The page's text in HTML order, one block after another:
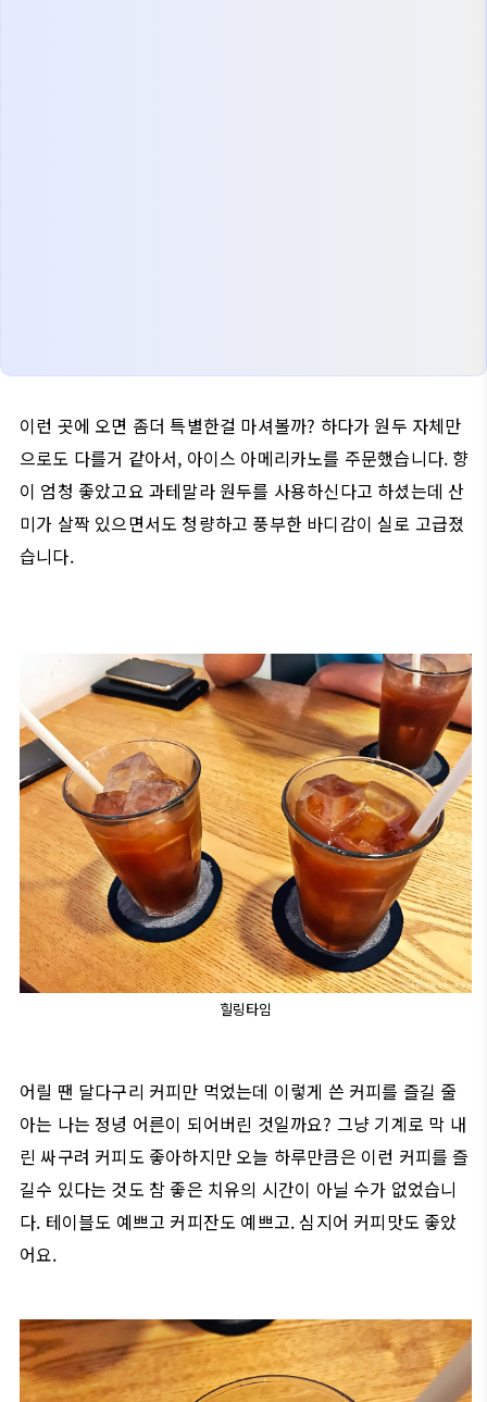
이런 곳에 오면 좀더 특별한걸 마셔볼까? 하다가 원두 자체만
으로도 다를거 같아서, 아이스 아메리카노를 주문했습니다. 향
이 엄청 좋았고요 과테말라 원두를 사용하신다고 하셨는데 산
미가 살짝 있으면서도 청량하고 풍부한 바디감이 실로 고급졌
습니다.
힐링타임
어릴 땐 달다구리 커피만 먹었는데 이렇게 쓴 커피를 즐길 줄
아는 나는 정녕 어른이 되어버린 것일까요? 그냥 기계로 막 내
린 싸구려 커피도 좋아하지만 오늘 하루만큼은 이런 커피를 즐
길수 있다는 것도 참 좋은 치유의 시간이 아닐 수가 없었습니
다. 테이블도 예쁘고 커피잔도 예쁘고. 심지어 커피맛도 좋았
어요.